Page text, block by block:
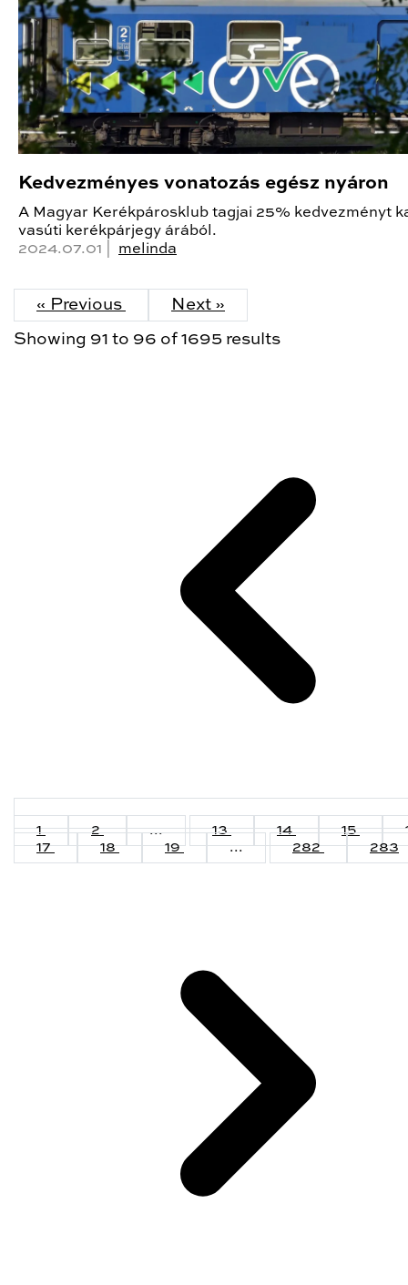
Kedvezményes vonatozás egész nyáron
A Magyar Kerékpárosklub tagjai 25% kedvezményt
vasúti kerékpárjegy árából.
2024.07.01 | melinda
« Previous Next »
Showing 91 to 96 of 1695 results
1 2 ... 13 14 15
17
18 19 ... 282 283